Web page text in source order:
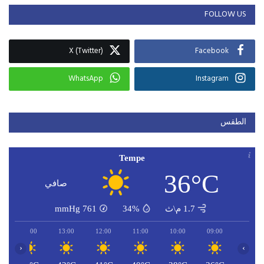
FOLLOW US
Facebook
X (Twitter)
Instagram
WhatsApp
الطقس
Tempe
36°C صافي
1.7 م\ث 34%
761
mmHg
09:00
10:00
11:00
12:00
13:00
14:00
‹ ›